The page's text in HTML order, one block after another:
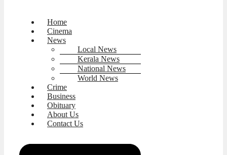
Home
Cinema
News
Local News
Kerala News
National News
World News
Crime
Business
Obituary
About Us
Contact Us